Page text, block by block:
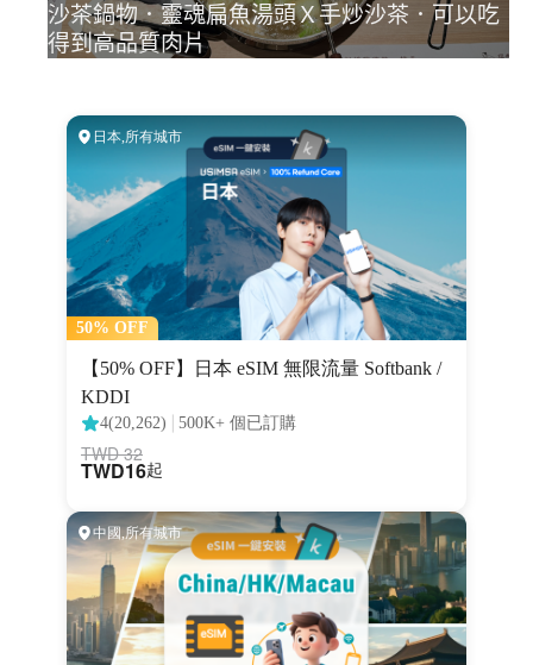
沙茶鍋物．靈魂扁魚湯頭Ｘ手炒沙茶．可以吃
得到高品質肉片